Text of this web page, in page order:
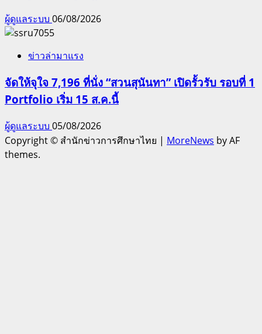
ผู้ดูแลระบบ 06/08/2026
ข่าวล่ามาแรง
จัดให้จุใจ 7,196 ที่นั่ง “สวนสุนันทา” เปิดรั้วรับ รอบที่ 1
Portfolio เริ่ม 15 ส.ค.นี้
ผู้ดูแลระบบ 05/08/2026
Copyright © สำนักข่าวการศึกษาไทย | MoreNews by AF
themes.